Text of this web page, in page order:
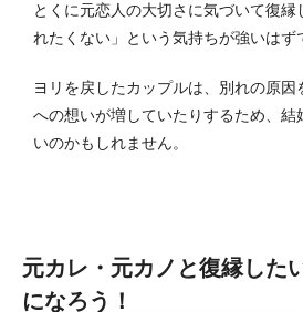
とくに元恋人の大切さに気づいて復
れたくない」という気持ちが強いはず
ヨリを戻したカップルは、別れの原因
への想いが増していたりするため、結
いのかもしれません。
元カレ・元カノと復縁した
になろう！